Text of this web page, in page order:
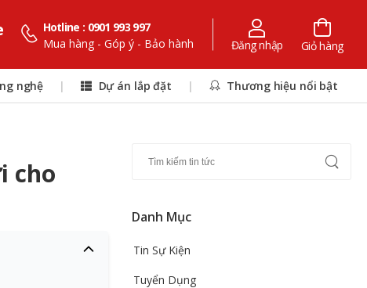
Hotline : 0901 993 997
Mua hàng - Góp ý - Bảo hành
Đăng nhập Giỏ hàng
nghệ | Dự án lắp đặt | Thương hiệu nổi bật
cho
Danh Mục
Tin Sự Kiện
Tuyển Dụng